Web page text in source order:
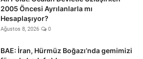
2005 Öncesi Ayrılanlarla mı
Hesaplaşıyor?
Ağustos 8, 2026 0
BAE: İran, Hürmüz Boğazı’nda gemimizi